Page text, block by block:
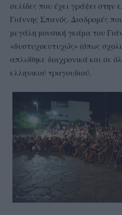
σελίδες που έχει γράψει στην
Γιάννης Σπανός. Διαδρομές
μεγάλη μουσική γκάμα του
«δυστυχοευτυχώς» (όπως
απλώθηκε διαχρονικά και σε
ελληνικού τραγουδιού.